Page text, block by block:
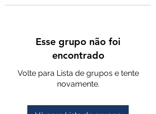
Esse grupo não foi
encontrado
Volte para Lista de grupos e tente
novamente.